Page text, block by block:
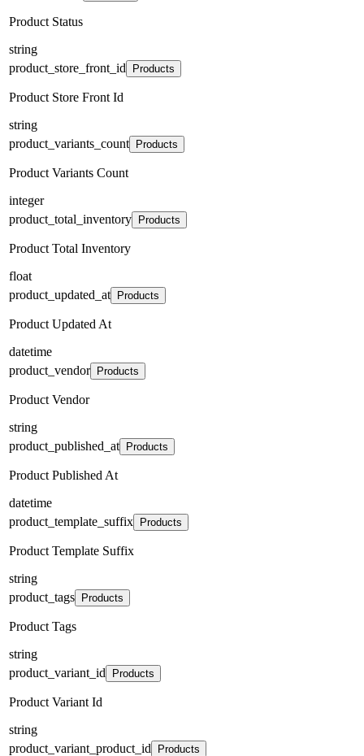
Product Status
string
product_store_front_id
Products
Product Store Front Id
string
product_variants_count
Products
Product Variants Count
integer
product_total_inventory
Products
Product Total Inventory
float
product_updated_at
Products
Product Updated At
datetime
product_vendor
Products
Product Vendor
string
product_published_at
Products
Product Published At
datetime
product_template_suffix
Products
Product Template Suffix
string
product_tags
Products
Product Tags
string
product_variant_id
Products
Product Variant Id
string
product_variant_product_id
Products